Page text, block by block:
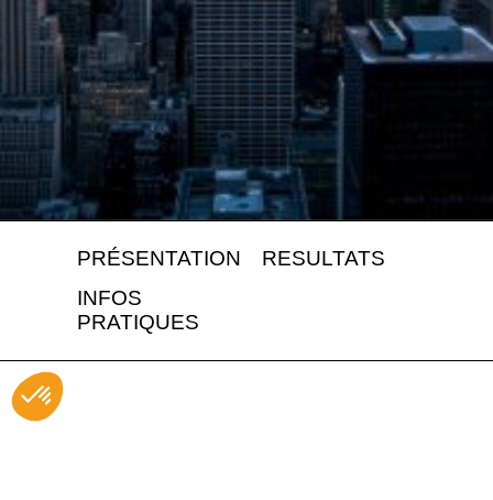
PRÉSENTATION
RESULTATS
INFOS
PRATIQUES